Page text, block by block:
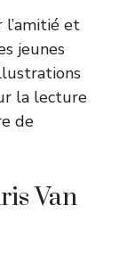
et
jeunes
la lecture
de
Van